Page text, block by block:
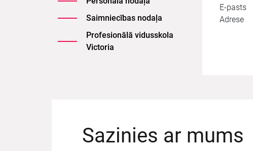
Saimniecības nodaļa
Profesionālā vidusskola
Victoria
E-pasts
Adrese
Sazinies ar mums